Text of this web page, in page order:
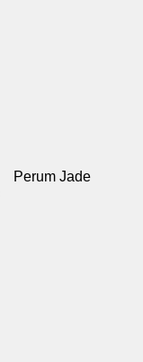
Perum Jade